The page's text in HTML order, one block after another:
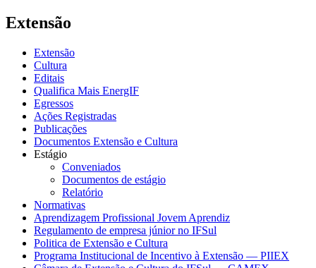
Extensão
Extensão
Cultura
Editais
Qualifica Mais EnergIF
Egressos
Ações Registradas
Publicações
Documentos Extensão e Cultura
Estágio
Conveniados
Documentos de estágio
Relatório
Normativas
Aprendizagem Profissional Jovem Aprendiz
Regulamento de empresa júnior no IFSul
Politica de Extensão e Cultura
Programa Institucional de Incentivo à Extensão — PIIEX